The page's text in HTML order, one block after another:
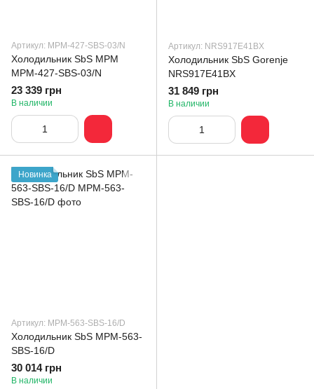
Артикул: MPM-427-SBS-03/N
Холодильник SbS MPM
MPM-427-SBS-03/N
23 339 грн
В наличии
Артикул: NRS917E41BX
Холодильник SbS Gorenje
NRS917E41BX
31 849 грн
В наличии
Новинка
Артикул: MPM-563-SBS-16/D
Холодильник SbS MPM-563-
SBS-16/D
30 014 грн
В наличии